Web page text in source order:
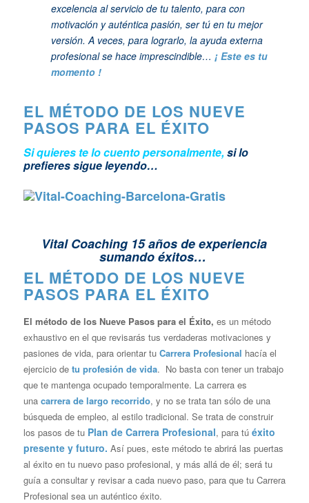
excelencia al servicio de tu talento, para con
motivación y auténtica pasión, ser tú en tu mejor
versión. A veces, para lograrlo, la ayuda externa
profesional se hace imprescindible… ¡ Este es tu
momento !
EL MÉTODO DE LOS NUEVE
PASOS PARA EL ÉXITO
Si quieres te lo cuento personalmente,si lo
prefieres sigue leyendo…
Vital Coaching 15 años de experiencia
sumando éxitos…
EL MÉTODO DE LOS NUEVE
PASOS PARA EL ÉXITO
El método de los Nueve Pasos para el Éxito, es un método
exhaustivo en el que revisarás tus verdaderas motivaciones y
pasiones de vida, para orientar tu Carrera Profesional hacía el
ejercicio de tu profesión de vida. No basta con tener un trabajo
que te mantenga ocupado temporalmente. La carrera es
una carrera de largo recorrido, y no se trata tan sólo de una
búsqueda de empleo, al estilo tradicional. Se trata de construir
los pasos de tu Plan de Carrera Profesional, para tú éxito
presente y futuro. Así pues, este método te abrirá las puertas
al éxito en tu nuevo paso profesional, y más allá de él; será tu
guía a consultar y revisar a cada nuevo paso, para que tu Carrera
Profesional sea un auténtico éxito.